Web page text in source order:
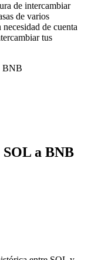
de intercambiar
de varios
de cuenta
tus
BNB
a BNB